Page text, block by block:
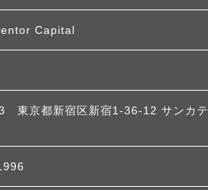
Capital
東京都新宿区新宿1-36-12 サンカテ